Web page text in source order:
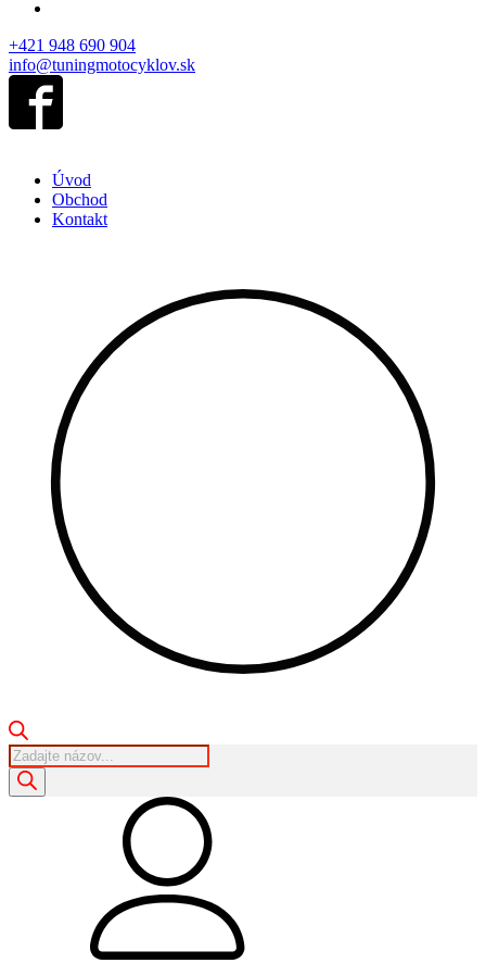
+421 948 690 904
info@tuningmotocyklov.sk
Úvod
Obchod
Kontakt
Products
search